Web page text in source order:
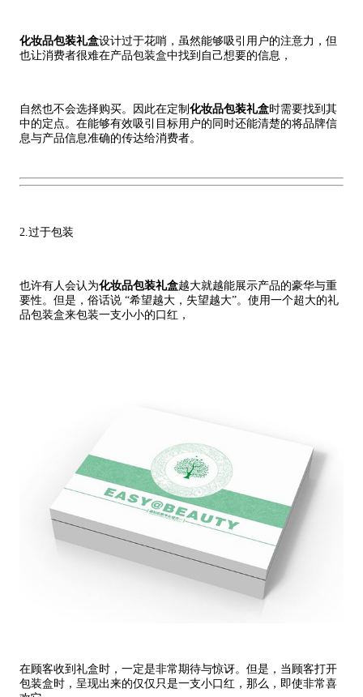
化妆品包装礼盒设计过于花哨，虽然能够吸引用户的注意力，但
也让消费者很难在产品包装盒中找到自己想要的信息，
自然也不会选择购买。因此在定制 化妆品包装礼盒时需要找到其
中的定点。在能够有效吸引目标用户的同时还能清楚的将品牌信
息与产品信息准确的传达给消费者。
2.过于包装
也许有人会认为化妆品包装礼盒越大就越能展示产品的豪华与重
要性。但是，俗话说 “希望越大，失望越大”。使用一个超大的礼
品包装盒来包装一支小小的口红，
在顾客收到礼盒时，一定是非常期待与惊讶。但是，当顾客打开
包装盒时，呈现出来的仅仅只是一支小口红，那么，即使非常喜